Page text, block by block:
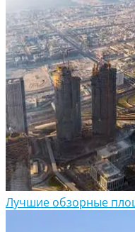
Лучшие обзорные